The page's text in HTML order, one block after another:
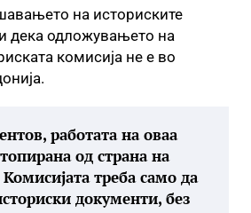
на историските
дека одложувањето на
комисија не е во
работата на оваа
од страна на
треба само да
документи, без